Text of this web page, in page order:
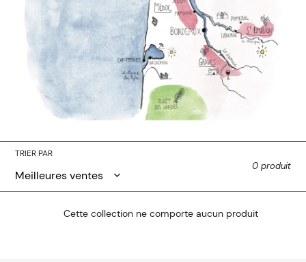
TRIER PAR
0 produit
Cette collection ne comporte aucun produit